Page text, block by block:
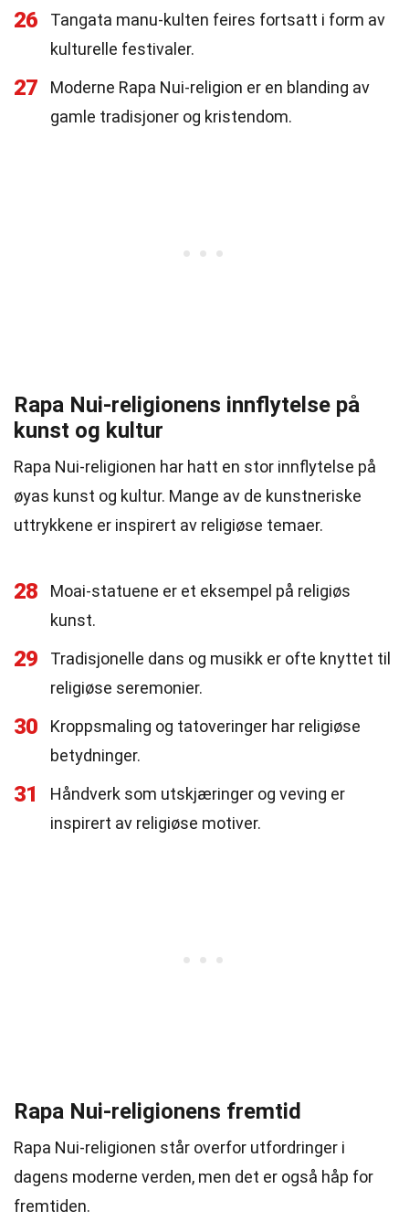
26
Tangata manu-kulten feires fortsatt i form av
kulturelle festivaler.
27
Moderne Rapa Nui-religion er en blanding av
gamle tradisjoner og kristendom.
Rapa Nui-religionens innflytelse på
kunst og kultur
Rapa Nui-religionen har hatt en stor innflytelse på
øyas kunst og kultur. Mange av de kunstneriske
uttrykkene er inspirert av religiøse temaer.
28
Moai-statuene er et eksempel på religiøs
kunst.
29
Tradisjonelle dans og musikk er ofte knyttet til
religiøse seremonier.
30
Kroppsmaling og tatoveringer har religiøse
betydninger.
31
Håndverk som utskjæringer og veving er
inspirert av religiøse motiver.
Rapa Nui-religionens fremtid
Rapa Nui-religionen står overfor utfordringer i
dagens moderne verden, men det er også håp for
fremtiden.